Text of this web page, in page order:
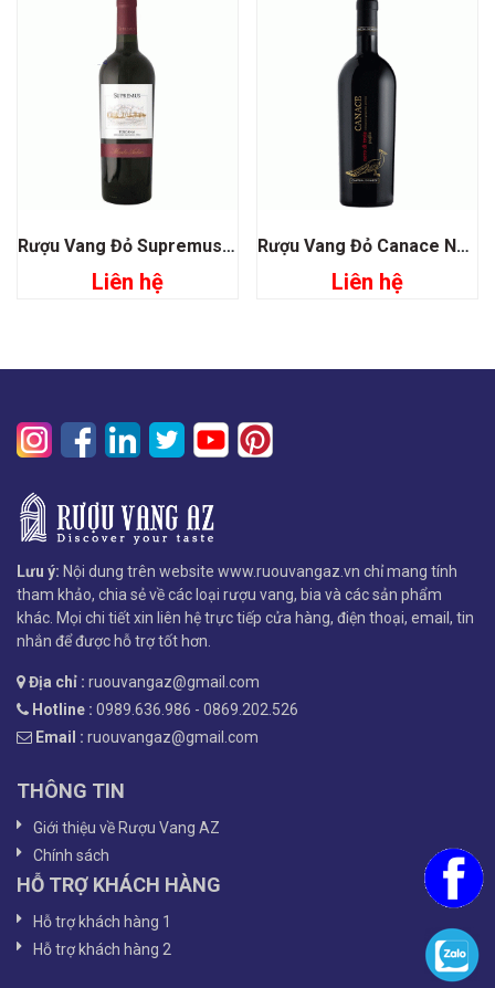
Rượu Vang Đỏ Supremus Toscana
Liên hệ
Rượu Vang Đỏ Canace Nero Di Troia Pugia
Liên hệ
Lưu ý: Nội dung trên website www.ruouvangaz.vn chỉ mang tính
tham khảo, chia sẻ về các loại rượu vang, bia và các sản phẩm
khác. Mọi chi tiết xin liên hệ trực tiếp cửa hàng, điện thoại, email, tin
nhắn để được hỗ trợ tốt hơn.
Địa chỉ : ruouvangaz@gmail.com
Hotline : 0989.636.986 - 0869.202.526
Email : ruouvangaz@gmail.com
THÔNG TIN
Giới thiệu về Rượu Vang AZ
Chính sách
HỖ TRỢ KHÁCH HÀNG
Hỗ trợ khách hàng 1
Hỗ trợ khách hàng 2